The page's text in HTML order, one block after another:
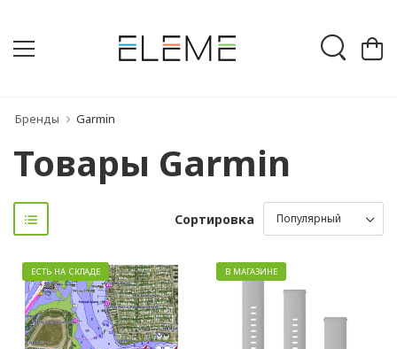
Бренды Garmin
Товары Garmin
Сортировка
ЕСТЬ НА СКЛАДЕ В МАГАЗИНЕ